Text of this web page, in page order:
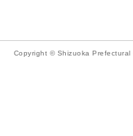
Copyright © Shizuoka Prefectural